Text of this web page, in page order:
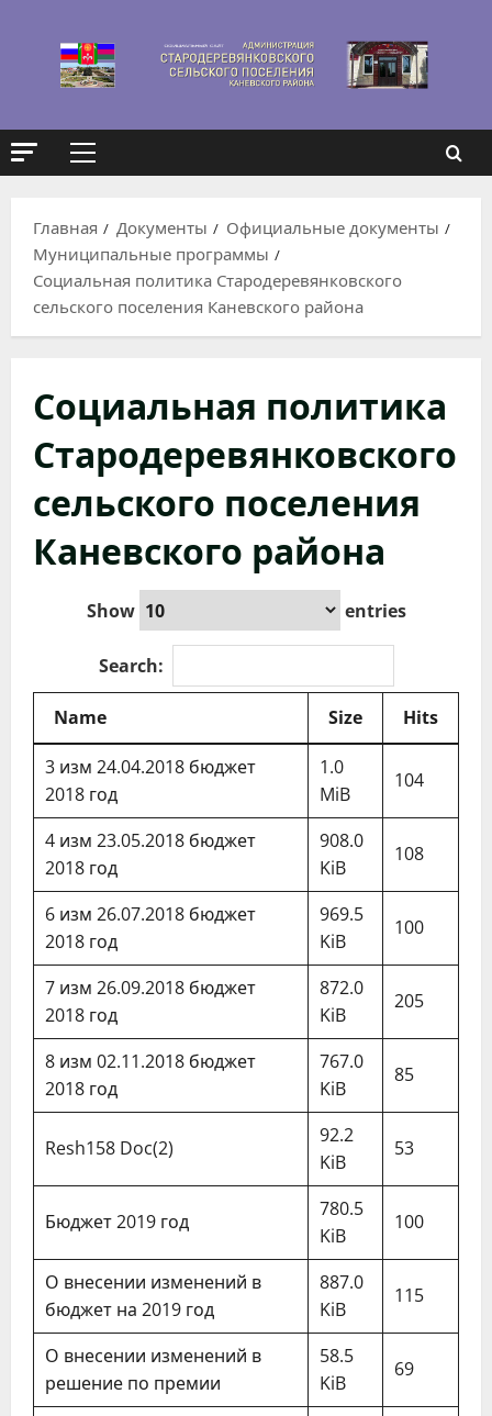
содержимому
Основное
Главная
Документы
Официальные документы
Муниципальные программы
Социальная политика Стародеревянковского
сельского поселения Каневского района
Социальная политика
Стародеревянковского
сельского поселения
Каневского района
Show entries
Search:
Name Size Hits
3 изм 24.04.2018 бюджет
2018 год
1.0
MiB
104
4 изм 23.05.2018 бюджет
2018 год
908.0
KiB
108
6 изм 26.07.2018 бюджет
2018 год
969.5
KiB
100
7 изм 26.09.2018 бюджет
2018 год
872.0
KiB
205
8 изм 02.11.2018 бюджет
2018 год
767.0
KiB
85
Resh158 Doc(2)
92.2
KiB
53
Бюджет 2019 год
780.5
KiB
100
О внесении изменений в
бюджет на 2019 год
887.0
KiB
115
О внесении изменений в
решение по премии
58.5
KiB
69